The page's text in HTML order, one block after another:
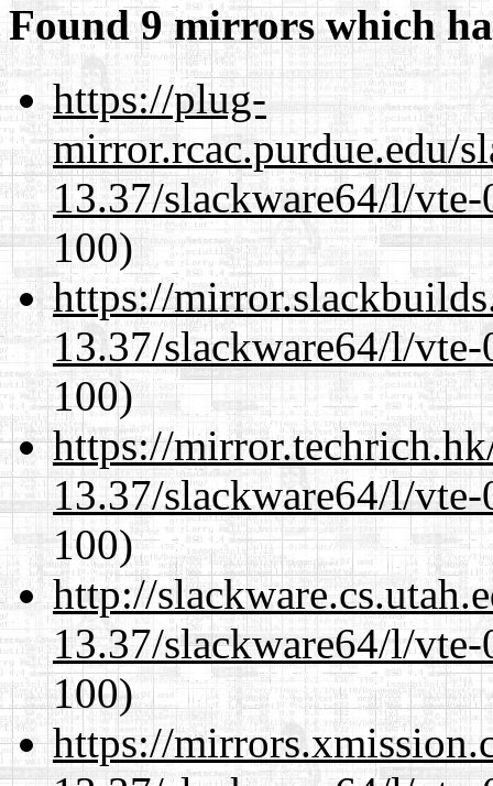
Found 9 mirrors which
https://plug-
mirror.rcac.purdue.edu/
13.37/slackware64/l/
100)
https://
13.37/slackware64/l/
100)
https://
13.37/slackware64/l/
100)
http://
13.37/slackware64/l/
100)
https://